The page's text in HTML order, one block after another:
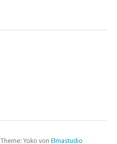
Theme: Yoko von Elmastudio